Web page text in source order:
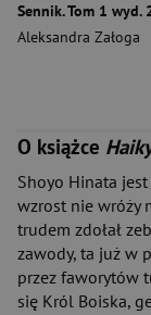
Sennik. Tom 1 wyd.
Aleksandra Załoga
O książce
Shoyo Hinata
wzrost nie wróży
trudem zdołał
zawody, ta już w
przez faworytów
się Król Boiska,